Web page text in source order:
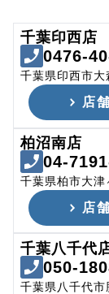
千葉印西店
0476-
千葉県印西市
店
柏沼南店
04-
千葉県柏市大津
店
千葉八千代
050-
千葉県八千代